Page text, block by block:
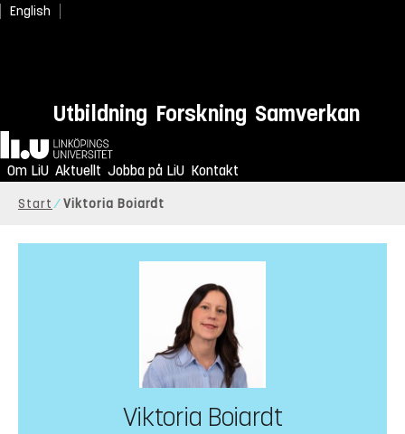
English
Utbildning Forskning Samverkan
Hem
Om LiU Aktuellt Jobba på LiU Kontakt
Start Viktoria Boiardt
Viktoria Boiardt